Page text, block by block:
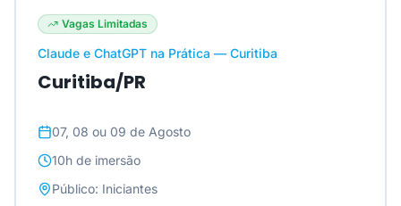
Vagas Limitadas
Claude e ChatGPT na Prática — Curitiba
Curitiba/PR
07, 08 ou 09 de Agosto
10h de imersão
Público: Iniciantes